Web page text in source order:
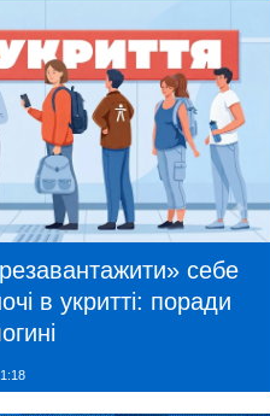
себе
в укритті: поради